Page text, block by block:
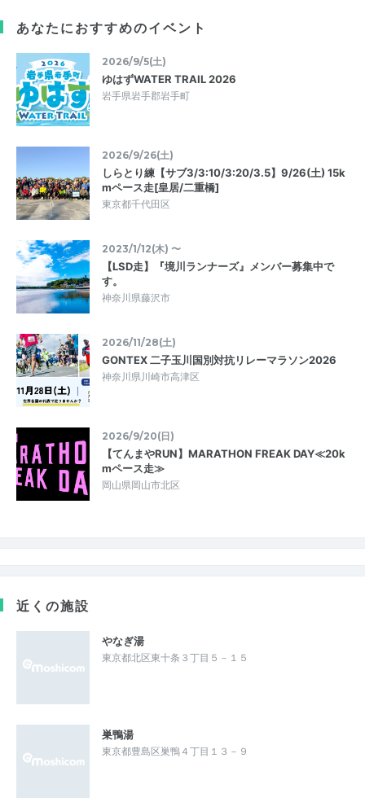
あなたにおすすめのイベント
2026/9/5(土)
ゆはずWATER TRAIL 2026
岩手県岩手郡岩手町
2026/9/26(土)
しらとり練【サブ3/3:10/3:20/3.5】9/26(土) 15k
mペース走[皇居/二重橋]
東京都千代田区
2023/1/12(木) 〜
【LSD走】『境川ランナーズ』メンバー募集中で
す。
神奈川県藤沢市
2026/11/28(土)
GONTEX 二子玉川国別対抗リレーマラソン2026
神奈川県川崎市高津区
2026/9/20(日)
【てんまやRUN】MARATHON FREAK DAY≪20k
mペース走≫
岡山県岡山市北区
近くの施設
やなぎ湯
東京都北区東十条３丁目５－１５
巣鴨湯
東京都豊島区巣鴨４丁目１３－９